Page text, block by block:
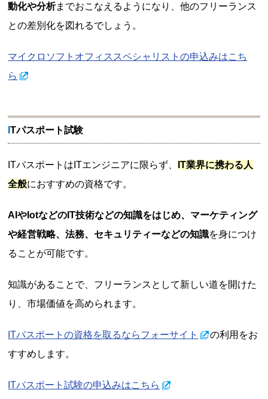
動化や分析までおこなえるようになり、他のフリーランス
との差別化を図れるでしょう。
マイクロソフトオフィススペシャリストの申込みはこち
ら
ITパスポート試験
ITパスポートはITエンジニアに限らず、
IT業界に携わる人
全般におすすめの資格です。
AIやIotなどのIT技術などの知識をはじめ、マーケティング
や経営戦略、法務、セキュリティーなどの知識を身につけ
ることが可能です。
知識があることで、フリーランスとして新しい道を開けた
り、市場価値を高められます。
ITパスポートの資格を取るならフォーサイト
の利用をお
すすめします。
ITパスポート試験の申込みはこちら